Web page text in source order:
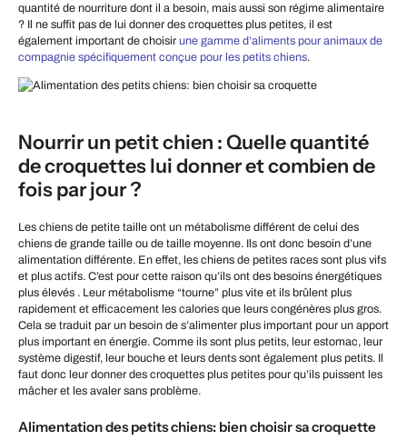
quantité de nourriture dont il a besoin, mais aussi son régime alimentaire
? Il ne suffit pas de lui donner des croquettes plus petites, il est
également important de choisir une gamme d’aliments pour animaux de
compagnie spécifiquement conçue pour les petits chiens.
Nourrir un petit chien : Quelle quantité
de croquettes lui donner et combien de
fois par jour ?
Les chiens de petite taille ont un métabolisme différent de celui des
chiens de grande taille ou de taille moyenne. Ils ont donc besoin d’une
alimentation différente. En effet, les chiens de petites races sont plus vifs
et plus actifs. C’est pour cette raison qu’ils ont des besoins énergétiques
plus élevés . Leur métabolisme “tourne” plus vite et ils brûlent plus
rapidement et efficacement les calories que leurs congénères plus gros.
Cela se traduit par un besoin de s’alimenter plus important pour un apport
plus important en énergie. Comme ils sont plus petits, leur estomac, leur
système digestif, leur bouche et leurs dents sont également plus petits. Il
faut donc leur donner des croquettes plus petites pour qu’ils puissent les
mâcher et les avaler sans problème.
Alimentation des petits chiens: bien choisir sa croquette